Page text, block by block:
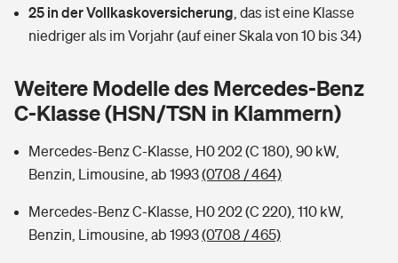
Tools
Hochwasser-Check: Wie gefährdet ist Ihr Haus?
Wer versichert was: Jetzt Versicherer finden
Pferdehalter-Haftpflicht
Private Cyberversicherung
Musikinstrumentenversicherung
Wer versichert was: Jetzt Versicherer finden
Rentenrechner: Wie viel Geld bekomme ich im Alter?
25 in der Vollkaskoversicherung das ist eine Klasse
niedriger als im Vorjahr (auf einer Skala von 10 bis 34)
Weitere Modelle des Mercedes-Benz
C-Klasse (HSN/TSN in Klammern)
Mercedes-Benz C-Klasse, H0 202 (C 180), 90 kW,
Benzin, Limousine, ab 1993(0708 / 464)
Mercedes-Benz C-Klasse, H0 202 (C 220), 110 kW,
Benzin, Limousine, ab 1993(0708 / 465)